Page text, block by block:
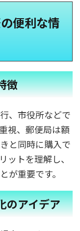
便利な情
徴
、市役所などで
視、郵便局は額
と同時に購入で
ットを理解し、
が重要です。
のアイデア